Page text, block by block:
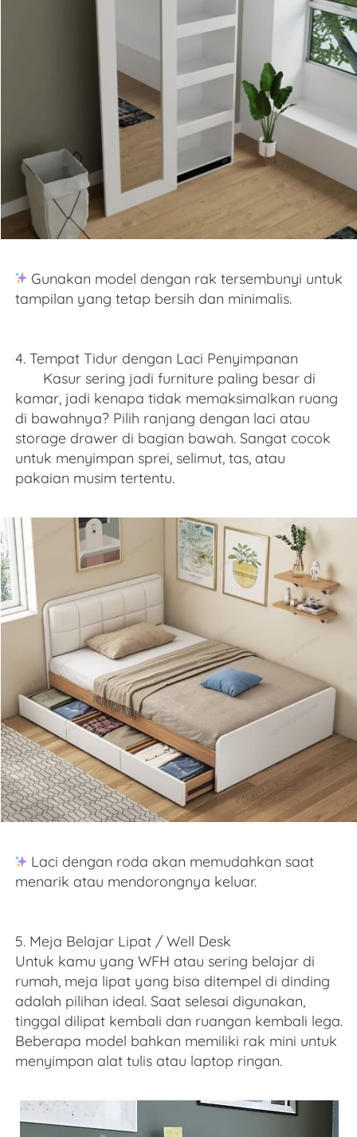
Gunakan model dengan rak tersembunyi untuk
tampilan yang tetap bersih dan minimalis.
4. Tempat Tidur dengan Laci Penyimpanan
kamar, jadi kenapa tidak memaksimalkan ruang
di bawahnya? Pilih ranjang dengan laci atau
storage drawer di bagian bawah. Sangat cocok
untuk menyimpan sprei, selimut, tas, atau
pakaian musim tertentu.
Laci dengan roda akan memudahkan saat
menarik atau mendorongnya keluar.
5. Meja Belajar Lipat / Well Desk
Untuk kamu yang WFH atau sering belajar di
rumah, meja lipat yang bisa ditempel di dinding
adalah pilihan ideal. Saat selesai digunakan,
tinggal dilipat kembali dan ruangan kembali lega.
Beberapa model bahkan memiliki rak mini untuk
menyimpan alat tulis atau laptop ringan.